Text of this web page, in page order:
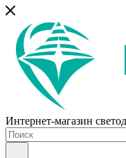
Интернет-магазин